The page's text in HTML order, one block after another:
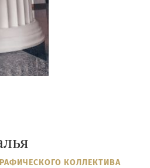
КОЛЛЕКТИВА